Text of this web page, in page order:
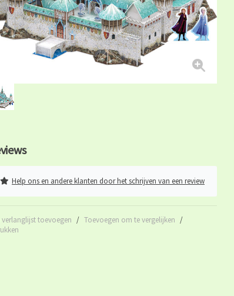
Help ons en andere klanten door het schrijven van een review
verlanglijst toevoegen / Toevoegen om te vergelijken /